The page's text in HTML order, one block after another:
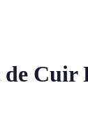
Cuir